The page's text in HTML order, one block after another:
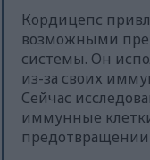
Кордицепс
возможными
системы. Он
из-за своих
Сейчас
иммунные
предотвращении